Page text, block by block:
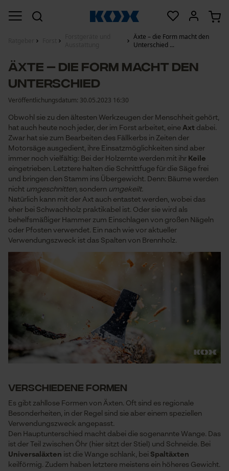
Äxte – die Form macht den
Unterschied ...
Äxte – die Form macht den
Unterschied
Veröffentlichungsdatum: 30.05.2023 16:30
Obwohl sie zu den ältesten Werkzeugen der Menschheit gehört,
hat auch heute noch jeder, der im Forst arbeitet, eine Axt dabei.
Zwar hat sie zum Bearbeiten des Fällkerbs in Zeiten der
Motorsäge ausgedient, ihre Einsatzmöglichkeiten sind aber
immer noch vielfältig: Bei der Holzernte werden mit ihr Keile
eingetrieben. Letztere halten die Schnittfuge für die Säge frei
und bringen den Stamm ins Übergewicht. Denn: Bäume werden
nicht umgeschnitten, sondern umgekeilt.
Natürlich kann mit der Axt auch entastet werden, wobei das
eher bei Schwachholz praktikabel ist. Oder sie wird als
behelfsmäßiger Hammer zum Einschlagen von großen Nägeln
oder Pfosten verwendet. Ein nach wie vor aktueller
Verwendungszweck ist das Spalten von Brennholz.
Verschiedene Formen
Es gibt zahllose Formen von Äxten. Oft sind es regionale
Besonderheiten, in der Regel sind sie aber einem speziellen
Verwendungszweck angepasst.
Den Hauptunterschied macht dabei die sogenannte Wange. Das
ist der Teil zwischen Öhr (hier sitzt der Stiel) und Schneide. Bei
Universaläxten ist die Wange schlank, bei Spaltäxten
keilförmig. Zudem haben letztere meistens ein höheres Gewicht.